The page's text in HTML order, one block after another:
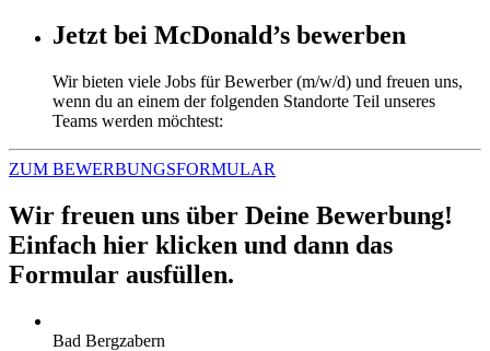
Jetzt bei McDonald’s bewerben
Wir bieten viele Jobs für Bewerber (m/w/d) und freuen uns,
wenn du an einem der folgenden Standorte Teil unseres
Teams werden möchtest:
ZUM BEWERBUNGSFORMULAR
Wir freuen uns über Deine Bewerbung!
Einfach hier klicken und dann das
Formular ausfüllen.
Bad Bergzabern